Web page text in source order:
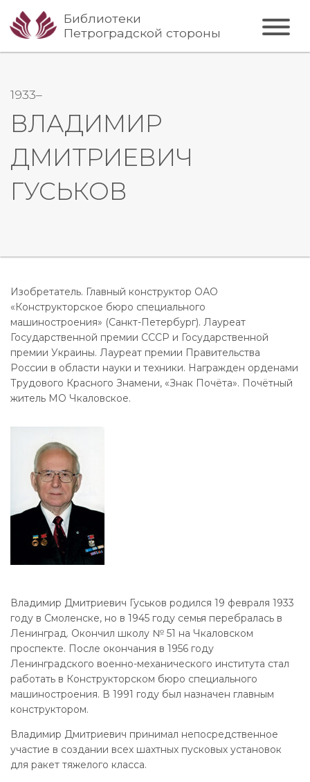
Библиотеки
Петроградской стороны
1933–
ВЛАДИМИР
ДМИТРИЕВИЧ
ГУСЬКОВ
Изобретатель. Главный конструктор ОАО
«Конструкторское бюро специального
машиностроения» (Санкт-Петербург). Лауреат
Государственной премии СССР и Государственной
премии Украины. Лауреат премии Правительства
России в области науки и техники. Награжден орденами
Трудового Красного Знамени, «Знак Почёта». Почётный
житель МО Чкаловское.
Владимир Дмитриевич Гуськов родился 19 февраля 1933
году в Смоленске, но в 1945 году семья перебралась в
Ленинград. Окончил школу № 51 на Чкаловском
проспекте. После окончания в 1956 году
Ленинградского военно-механического института стал
работать в Конструкторском бюро специального
машиностроения. В 1991 году был назначен главным
конструктором.
Владимир Дмитриевич принимал непосредственное
участие в создании всех шахтных пусковых установок
для ракет тяжелого класса.